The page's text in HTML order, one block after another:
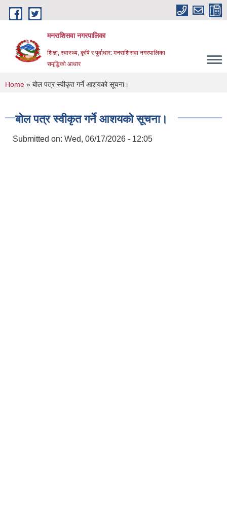
Skip to main content
मनराशिसवा नगरपालिका
शिक्षा, स्वास्थ्य, कृषि र पुर्वाधार: मनराशिसवा नगरपालिका
समृद्धिको आधार
You are here
Home » बोल पत्र स्वीकृत गर्ने आशयको सूचना।
बोल पत्र स्वीकृत गर्ने आशयको सूचना।
Submitted on: Wed, 06/17/2026 - 12:05